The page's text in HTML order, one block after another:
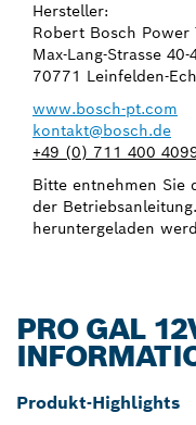
Hersteller:
Robert Bosch Power
Max-Lang-Strasse 40-
70771 Leinfelden-
www.bosch-pt.com
kontakt@bosch.de
+49 (0) 711 400
Bitte entnehmen Sie
der
heruntergeladen
PRO GAL
Produkt-Highlights